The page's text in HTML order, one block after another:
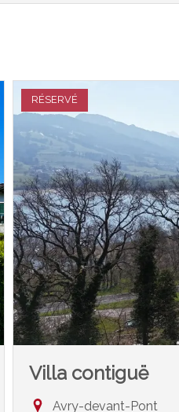
RÉSERVÉ
Villa contiguë
Avry-devant-Pont